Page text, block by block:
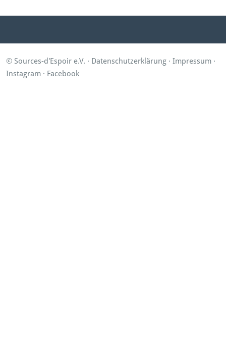
© Sources-d'Espoir e.V. · Datenschutzerklärung · Impressum ·
Instagram · Facebook